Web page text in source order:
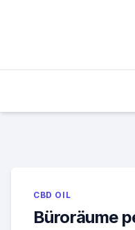
CBD OIL
Büroräume